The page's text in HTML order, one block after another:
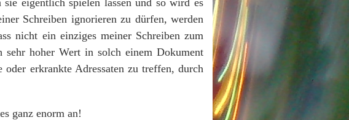
Schreiben ignorieren zu dürfen, werden
nicht ein einziges meiner Schreiben zum
hoher Wert in solch einem Dokument
erkrankte Adressaten zu treffen, durch
ganz enorm an!